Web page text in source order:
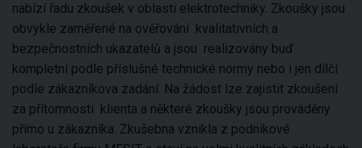
nabízí řadu zkoušek v oblasti elektrotechniky. Zkoušky jsou
obvykle zaměřené na ověřování kvalitativních a
bezpečnostních ukazatelů a jsou realizovány buď
kompletní podle příslušné technické normy nebo i jen dílčí
podle zákazníkova zadání. Na žádost lze zajistit zkoušení
za přítomnosti klienta a některé zkoušky jsou prováděny
přímo u zákazníka. Zkušebna vznikla z podnikové